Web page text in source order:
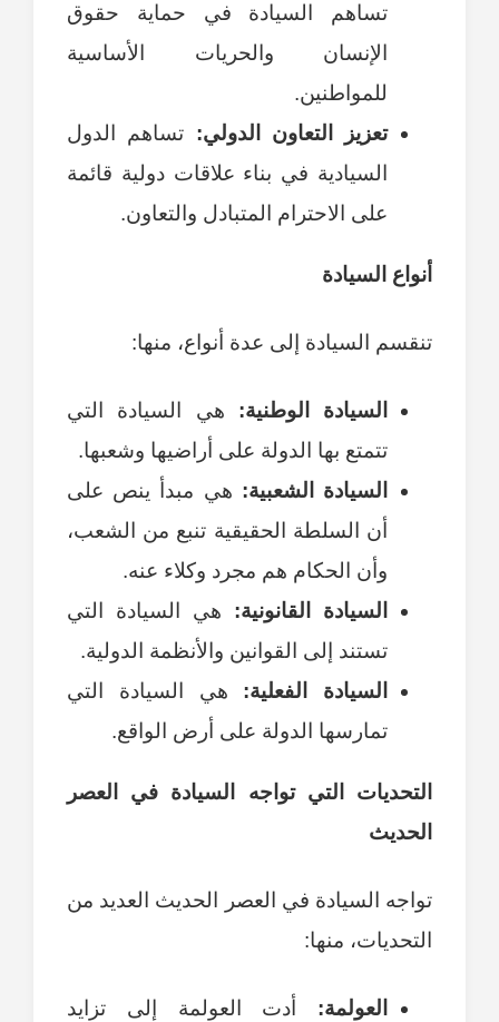
تساهم السيادة في حماية حقوق
الإنسان والحريات الأساسية
للمواطنين.
تعزيز التعاون الدولي: تساهم الدول
السيادية في بناء علاقات دولية قائمة
على الاحترام المتبادل والتعاون.
أنواع السيادة
تنقسم السيادة إلى عدة أنواع، منها:
السيادة الوطنية: هي السيادة التي
تتمتع بها الدولة على أراضيها وشعبها.
السيادة الشعبية: هي مبدأ ينص على
أن السلطة الحقيقية تنبع من الشعب،
وأن الحكام هم مجرد وكلاء عنه.
السيادة القانونية: هي السيادة التي
تستند إلى القوانين والأنظمة الدولية.
السيادة الفعلية: هي السيادة التي
تمارسها الدولة على أرض الواقع.
التحديات التي تواجه السيادة في العصر
الحديث
تواجه السيادة في العصر الحديث العديد من
التحديات، منها:
العولمة: أدت العولمة إلى تزايد